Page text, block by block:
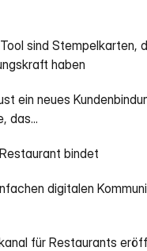
sind Stempelkarten,
haben
ein neues
das...
bindet
digitalen
für Restaurants